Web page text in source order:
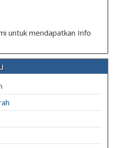
untuk mendapatkan Info